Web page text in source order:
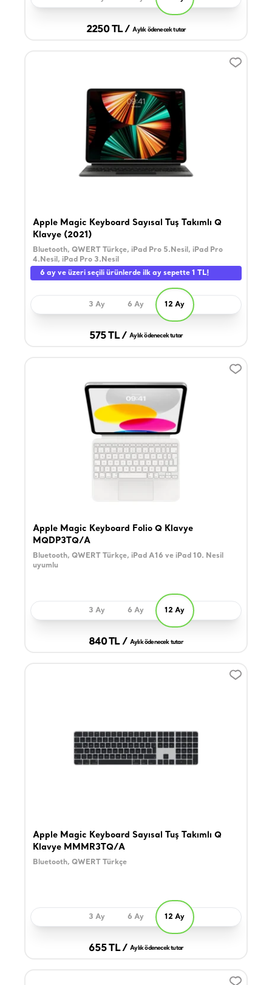
2250 TL / Aylık ödenecek tutar
Apple Magic Keyboard Sayısal Tuş Takımlı Q
Klavye (2021)
Bluetooth, QWERT Türkçe, iPad Pro 5.Nesil, iPad Pro
4.Nesil, iPad Pro 3.Nesil
6 ay ve üzeri seçili ürünlerde ilk ay sepette 1 TL!
3 Ay 6 Ay 12 Ay
575 TL / Aylık ödenecek tutar
Apple Magic Keyboard Folio Q Klavye
MQDP3TQ/A
Bluetooth, QWERT Türkçe, iPad A16 ve iPad 10. Nesil
uyumlu
3 Ay 6 Ay 12 Ay
840 TL / Aylık ödenecek tutar
Apple Magic Keyboard Sayısal Tuş Takımlı Q
Klavye MMMR3TQ/A
Bluetooth, QWERT Türkçe
3 Ay 6 Ay 12 Ay
655 TL / Aylık ödenecek tutar